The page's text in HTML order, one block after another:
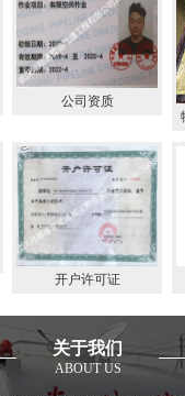
公司资质
开户许可证
关于我们
ABOUT US